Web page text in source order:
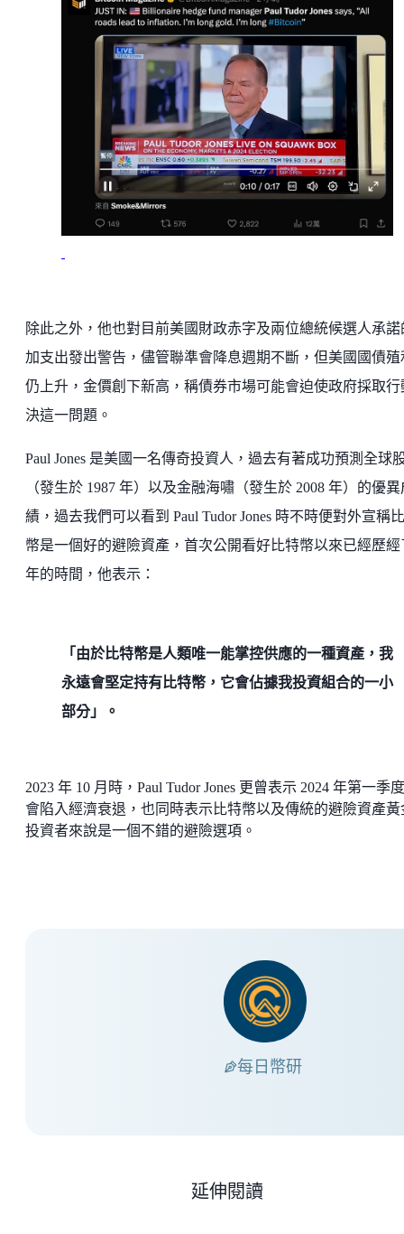
除此之外，他也對目前美國財政赤字及兩位總統候選人承諾
加支出發出警告，儘管聯準會降息週期不斷，但美國國債殖
仍上升，金價創下新高，稱債券市場可能會迫使政府採取行
決這一問題。
Paul Jones 是美國一名傳奇投資人，過去有著成功預測全球
（發生於 1987 年）以及金融海嘯（發生於 2008 年）的優異
績，過去我們可以看到 Paul Tudor Jones 時不時便對外宣稱
幣是一個好的避險資產，首次公開看好比特幣以來已經歷經
年的時間，他表示：
「由於比特幣是人類唯一能掌控供應的一種資產，我
永遠會堅定持有比特幣，它會佔據我投資組合的一小
部分」。
2023 年 10 月時，Paul Tudor Jones 更曾表示 2024 年第一季
會陷入經濟衰退，也同時表示比特幣以及傳統的避險資產黃
投資者來說是一個不錯的避險選項。
每日幣研
延伸閱讀